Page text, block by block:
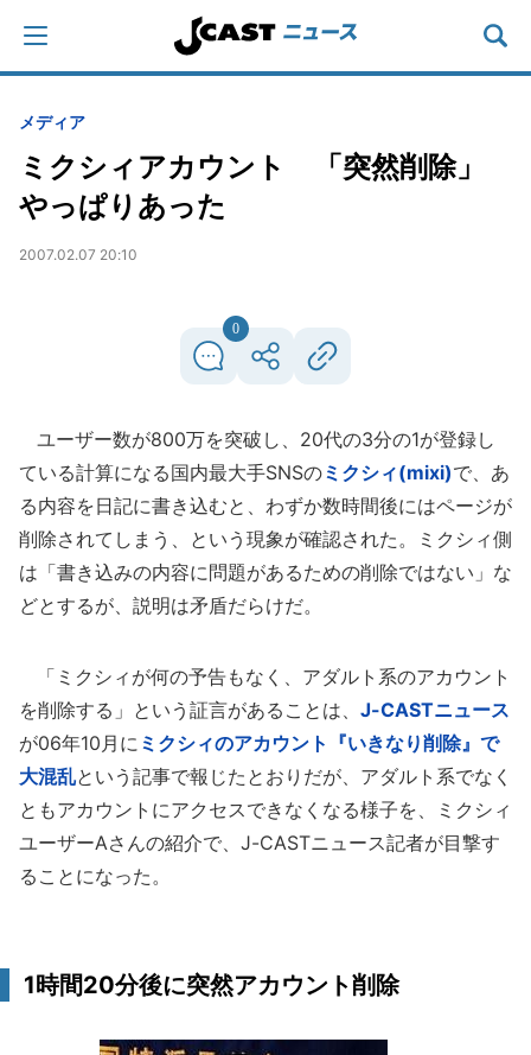
メディア
ミクシィアカウント 「突然削除」
やっぱりあった
2007.02.07 20:10
0
ユーザー数が800万を突破し、20代の3分の1が登録し
ている計算になる国内最大手SNSのミクシィ(mixi)で、あ
る内容を日記に書き込むと、わずか数時間後にはページが
削除されてしまう、という現象が確認された。ミクシィ側
は「書き込みの内容に問題があるための削除ではない」な
どとするが、説明は矛盾だらけだ。
「ミクシィが何の予告もなく、アダルト系のアカウント
を削除する」という証言があることは、 J-CASTニュース
が06年10月に ミクシィのアカウント『いきなり削除』で
大混乱という記事で報じたとおりだが、アダルト系でなく
ともアカウントにアクセスできなくなる様子を、ミクシィ
ユーザーAさんの紹介で、J-CASTニュース記者が目撃す
ることになった。
1時間20分後に突然アカウント削除